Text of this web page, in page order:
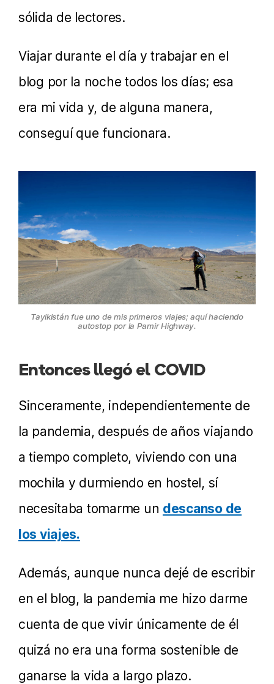
sólida de lectores.
Viajar durante el día y trabajar en el
blog por la noche todos los días; esa
era mi vida y, de alguna manera,
conseguí que funcionara.
Tayikistán fue uno de mis primeros viajes; aquí haciendo
autostop por la Pamir Highway.
Entonces llegó el COVID
Sinceramente, independientemente de
la pandemia, después de años viajando
a tiempo completo, viviendo con una
mochila y durmiendo en hostel, sí
necesitaba tomarme un descanso de
los viajes.
Además, aunque nunca dejé de escribir
en el blog, la pandemia me hizo darme
cuenta de que vivir únicamente de él
quizá no era una forma sostenible de
ganarse la vida a largo plazo.